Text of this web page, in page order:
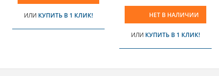
ИЛИ КУПИТЬ В 1 КЛИК! НЕТ В НАЛИЧИИ
ИЛИ КУПИТЬ В 1 КЛИК!